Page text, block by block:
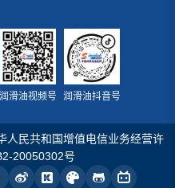
润滑油视频号 润滑油抖音号
人民共和国增值电信业务经营许
20050302号